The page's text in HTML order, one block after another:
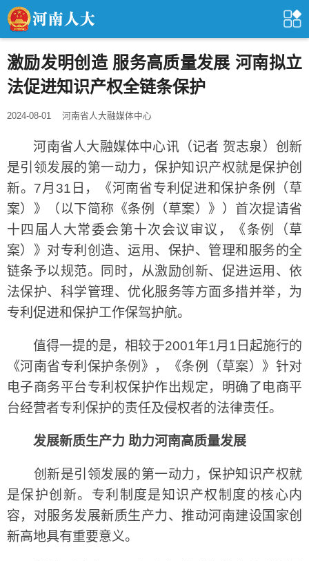
激励发明创造 服务高质量发展 河南拟立
法促进知识产权全链条保护
2024-08-01 河南省人大融媒体中心
河南省人大融媒体中心讯（记者 贺志泉）创新
是引领发展的第一动力，保护知识产权就是保护创
新。7月31日，《河南省专利促进和保护条例（草
案）》（以下简称《条例（草案）》）首次提请省
十四届人大常委会第十次会议审议，《条例（草
案）》对专利创造、运用、保护、管理和服务的全
链条予以规范。同时，从激励创新、促进运用、依
法保护、科学管理、优化服务等方面多措并举，为
专利促进和保护工作保驾护航。
值得一提的是，相较于2001年1月1日起施行的
《河南省专利保护条例》，《条例（草案）》针对
电子商务平台专利权保护作出规定，明确了电商平
台经营者专利保护的责任及侵权者的法律责任。
发展新质生产力 助力河南高质量发展
创新是引领发展的第一动力，保护知识产权就
是保护创新。专利制度是知识产权制度的核心内
容，对服务发展新质生产力、推动河南建设国家创
新高地具有重要意义。